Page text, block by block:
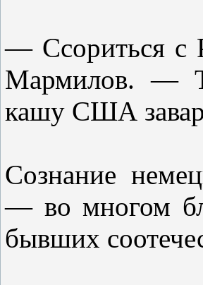
— Ссориться с
Мармилов. —
кашу США
Сознание
— во многом
бывших